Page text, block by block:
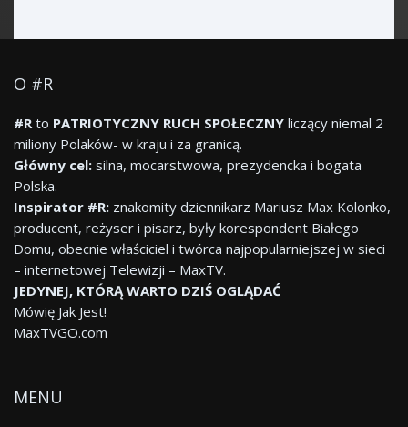
O #R
#Rto PATRIOTYCZNY RUCH SPOŁECZNY liczący niemal 2
miliony Polaków- w kraju i za granicą.
Główny cel: silna, mocarstwowa, prezydencka i bogata
Polska.
Inspirator #R: znakomity dziennikarz Mariusz Max Kolonko,
producent, reżyser i pisarz, były korespondent Białego
Domu, obecnie właściciel i twórca najpopularniejszej w sieci
– internetowej Telewizji – MaxTV.
JEDYNEJ, KTÓRĄ WARTO DZIŚ OGLĄDAĆ
Mówię Jak Jest!
MaxTVGO.com
MENU